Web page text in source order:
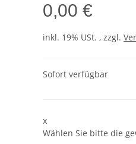
0,00 €
inkl. 19% USt. , zzgl.
Sofort verfügbar
x
Wählen Sie bitte die